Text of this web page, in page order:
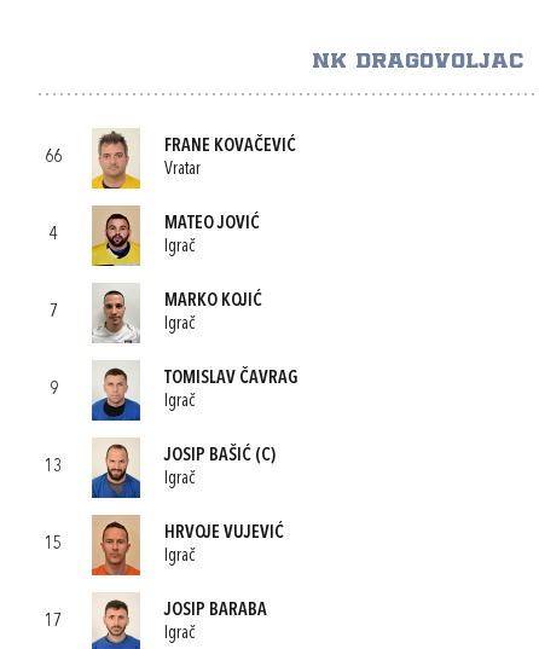
NK DRAGOVOLJAC
66
FRANE KOVAČEVIĆ
Vratar
4
MATEO JOVIĆ
Igrač
7
MARKO KOJIĆ
Igrač
9
TOMISLAV ČAVRAG
Igrač
13
JOSIP BAŠIĆ (C)
Igrač
15
HRVOJE VUJEVIĆ
Igrač
17
JOSIP BARABA
Igrač